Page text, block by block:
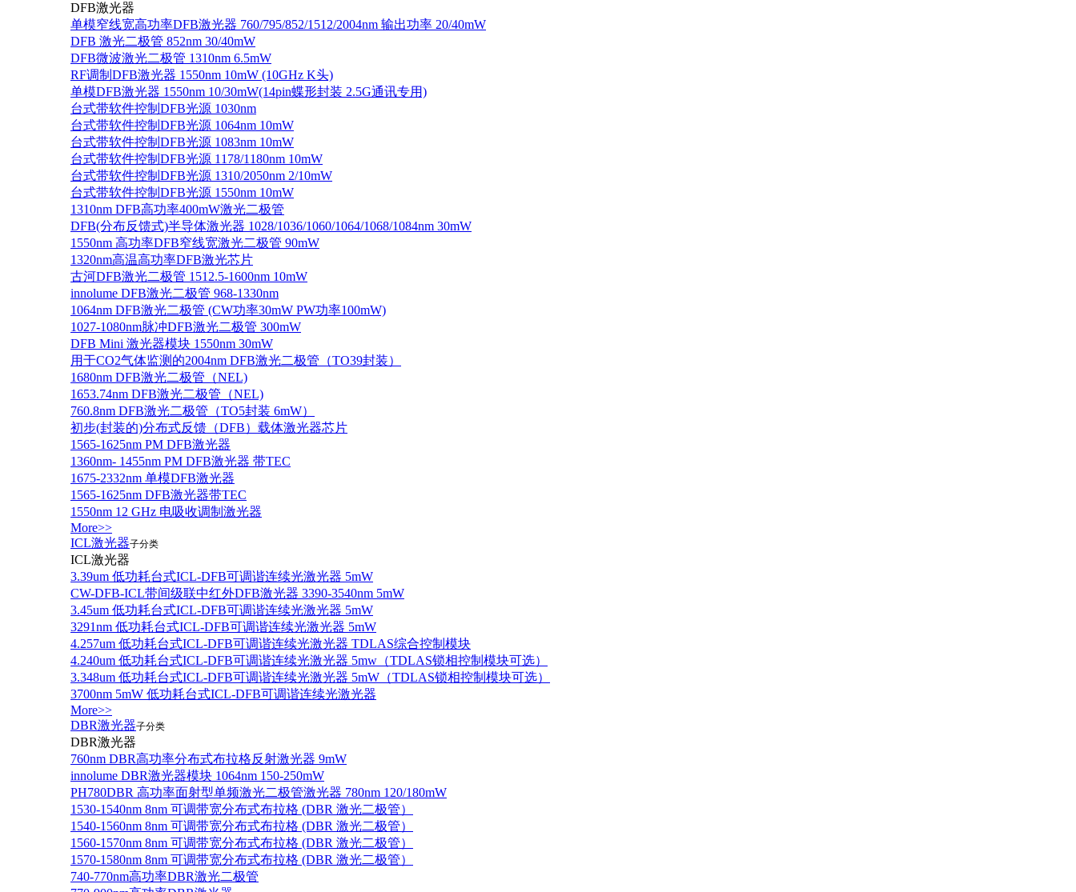
DFB激光器
单模窄线宽高功率DFB激光器 760/795/852/1512/2004nm 输出功率 20/40mW
DFB 激光二极管 852nm 30/40mW
DFB微波激光二极管 1310nm 6.5mW
RF调制DFB激光器 1550nm 10mW (10GHz K头)
单模DFB激光器 1550nm 10/30mW(14pin蝶形封装 2.5G通讯专用)
台式带软件控制DFB光源 1030nm
台式带软件控制DFB光源 1064nm 10mW
台式带软件控制DFB光源 1083nm 10mW
台式带软件控制DFB光源 1178/1180nm 10mW
台式带软件控制DFB光源 1310/2050nm 2/10mW
台式带软件控制DFB光源 1550nm 10mW
1310nm DFB高功率400mW激光二极管
DFB(分布反馈式)半导体激光器 1028/1036/1060/1064/1068/1084nm 30mW
1550nm 高功率DFB窄线宽激光二极管 90mW
1320nm高温高功率DFB激光芯片
古河DFB激光二极管 1512.5-1600nm 10mW
innolume DFB激光二极管 968-1330nm
1064nm DFB激光二极管 (CW功率30mW PW功率100mW)
1027-1080nm脉冲DFB激光二极管 300mW
DFB Mini 激光器模块 1550nm 30mW
用于CO2气体监测的2004nm DFB激光二极管（TO39封装）
1680nm DFB激光二极管（NEL)
1653.74nm DFB激光二极管（NEL)
760.8nm DFB激光二极管（TO5封装 6mW）
初步(封装的)分布式反馈（DFB）载体激光器芯片
1565-1625nm PM DFB激光器
1360nm- 1455nm PM DFB激光器 带TEC
1675-2332nm 单模DFB激光器
1565-1625nm DFB激光器带TEC
1550nm 12 GHz 电吸收调制激光器
More>>
ICL激光器子分类
ICL激光器
3.39um 低功耗台式ICL-DFB可调谐连续光激光器 5mW
CW-DFB-ICL带间级联中红外DFB激光器 3390-3540nm 5mW
3.45um 低功耗台式ICL-DFB可调谐连续光激光器 5mW
3291nm 低功耗台式ICL-DFB可调谐连续光激光器 5mW
4.257um 低功耗台式ICL-DFB可调谐连续光激光器 TDLAS综合控制模块
4.240um 低功耗台式ICL-DFB可调谐连续光激光器 5mw（TDLAS锁相控制模块可选）
3.348um 低功耗台式ICL-DFB可调谐连续光激光器 5mW（TDLAS锁相控制模块可选）
3700nm 5mW 低功耗台式ICL-DFB可调谐连续光激光器
More>>
DBR激光器子分类
DBR激光器
760nm DBR高功率分布式布拉格反射激光器 9mW
innolume DBR激光器模块 1064nm 150-250mW
PH780DBR 高功率面射型单频激光二极管激光器 780nm 120/180mW
1530-1540nm 8nm 可调带宽分布式布拉格 (DBR 激光二极管）
1540-1560nm 8nm 可调带宽分布式布拉格 (DBR 激光二极管）
1560-1570nm 8nm 可调带宽分布式布拉格 (DBR 激光二极管）
1570-1580nm 8nm 可调带宽分布式布拉格 (DBR 激光二极管）
740-770nm高功率DBR激光二极管